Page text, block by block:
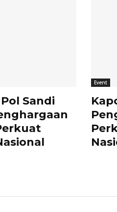
Sandi
Event